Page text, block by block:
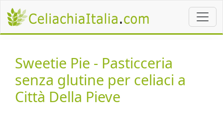
Sweetie Pie - Pasticceria
senza glutine per celiaci a
Città Della Pieve